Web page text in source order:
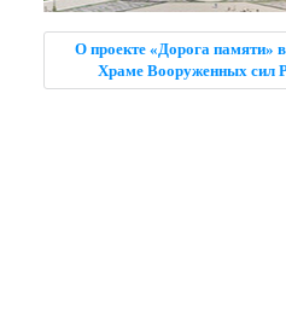
О проекте «Дорога памяти»
Храме Вооруженных сил